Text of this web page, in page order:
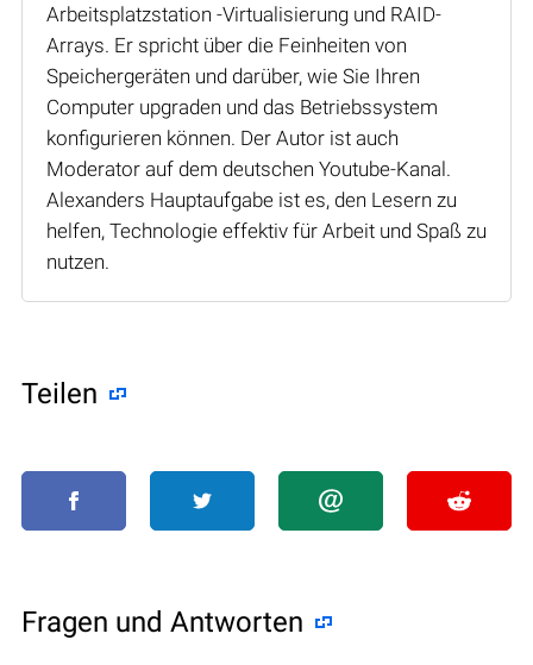
Arbeitsplatzstation -Virtualisierung und RAID-
Arrays. Er spricht über die Feinheiten von
Speichergeräten und darüber, wie Sie Ihren
Computer upgraden und das Betriebssystem
konfigurieren können. Der Autor ist auch
Moderator auf dem deutschen Youtube-Kanal.
Alexanders Hauptaufgabe ist es, den Lesern zu
helfen, Technologie effektiv für Arbeit und Spaß zu
nutzen.
Teilen
Fragen und Antworten